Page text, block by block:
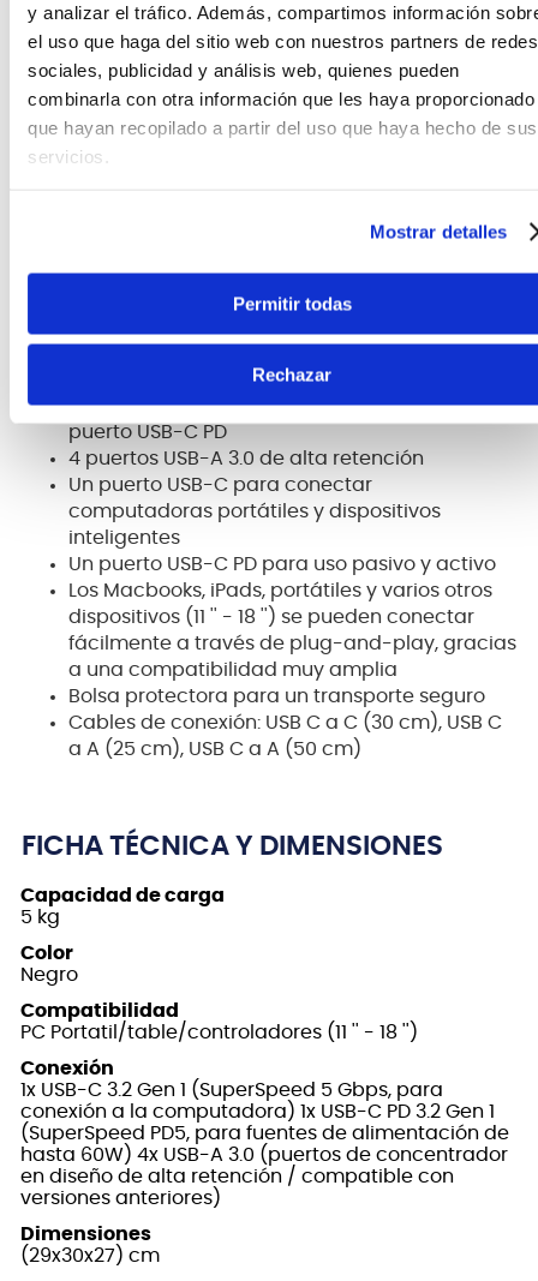
y analizar el tráfico. Además, compartimos información
el uso que haga del sitio web con nuestros partners de redes
sociales, publicidad y análisis web, quienes pueden
combinarla con otra información que les haya proporcionado
que hayan recopilado a partir del uso que haya hecho de sus
servicios.
Mostrar detalles
Permitir todas
Rechazar
Características principales
alimentación USB-C se pueden alimentar
directamente desde el Stand Hub a través del
puerto USB-C PD
4 puertos USB-A 3.0 de alta retención
Un puerto USB-C para conectar
computadoras portátiles y dispositivos
inteligentes
Un puerto USB-C PD para uso pasivo y activo
Los Macbooks, iPads, portátiles y varios otros
dispositivos (11 '' - 18 '') se pueden conectar
fácilmente a través de plug-and-play, gracias
a una compatibilidad muy amplia
Bolsa protectora para un transporte seguro
Cables de conexión: USB C a C (30 cm), USB C
a A (25 cm), USB C a A (50 cm)
FICHA TÉCNICA Y DIMENSIONES
Capacidad de carga
5 kg
Color
Negro
Compatibilidad
PC Portatil/table/controladores (11 '' - 18 '')
Conexión
1x USB-C 3.2 Gen 1 (SuperSpeed 5 Gbps, para
conexión a la computadora) 1x USB-C PD 3.2 Gen 1
(SuperSpeed PD5, para fuentes de alimentación de
hasta 60W) 4x USB-A 3.0 (puertos de concentrador
en diseño de alta retención / compatible con
versiones anteriores)
Dimensiones
(29x30x27) cm